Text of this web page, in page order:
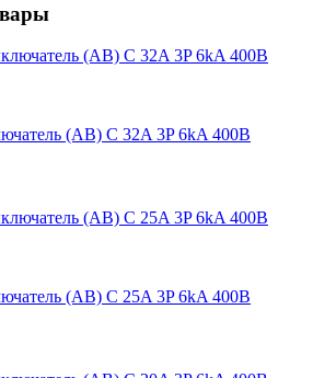
(АВ) C 32A 3P 6kA 400В
(АВ) C 25A 3P 6kA 400В